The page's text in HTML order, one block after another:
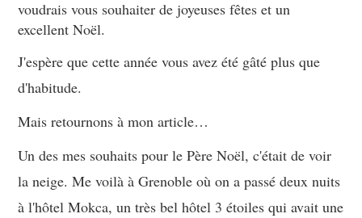
ENVIES DANS LA MODE, LE
AJOUTANT MON PETIT
GRAIN DE FOLIE ET MES
PETITS TUYAUX…
voudrais vous souhaiter de joyeuses fêtes et un
excellent Noël.
J'espère que cette année vous avez été gâté plus que
d'habitude.
Mais retournons à mon article…
Un des mes souhaits pour le Père Noël, c'était de voir
la neige. Me voilà à Grenoble où on a passé deux nuits
à l'hôtel Mokca, un très bel hôtel 3 étoiles qui avait une